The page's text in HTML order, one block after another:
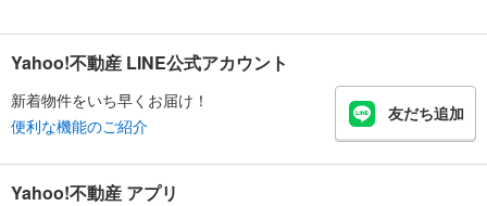
Yahoo!不動産 LINE公式アカウント
新着物件をいち早くお届け！
便利な機能のご紹介
友だち追加
Yahoo!不動産 アプリ